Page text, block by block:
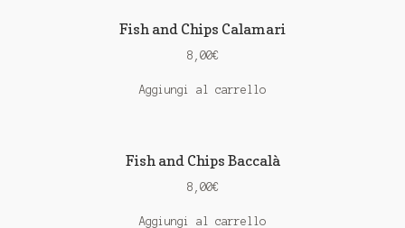
Fish and Chips Calamari
8,00€
Aggiungi al carrello
Fish and Chips Baccalà
8,00€
Aggiungi al carrello